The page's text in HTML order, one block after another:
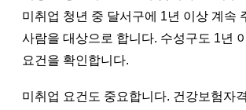
미취업 청년 중 달서구에 1년 이상 계속
사람을 대상으로 합니다. 수성구도 1년
요건을 확인합니다.
미취업 요건도 중요합니다. 건강보험자